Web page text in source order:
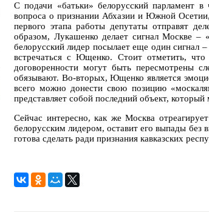
С подачи «батьки» белорусский парламент в
вопроса о признании Абхазии и Южной Осетии,
первого этапа работы депутаты отправят
образом, Лукашенко делает сигнал Москве –
белорусский лидер посылает еще один
встречаться с Ющенко. Стоит отметить,
договоренности могут быть пересмотрены
обязывают. Во-вторых, Ющенко является
всего можно донести свою позицию
представляет собой последний объект,
Сейчас интересно, как же Москва
белорусским лидером, оставит его выпады без
готова сделать ради признания кавказских